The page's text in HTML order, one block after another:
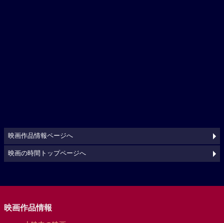
映画作品情報ページへ
映画の時間トップページへ
映画作品情報